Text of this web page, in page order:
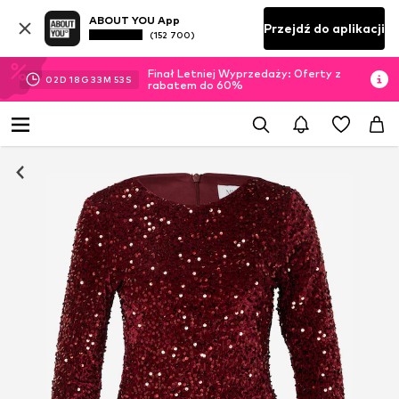
ABOUT YOU App
(152 700) Przejdź do aplikacji
02D 18 G 33M 52 S
Finał Letniej Wyprzedaży: Oferty z
rabatem do 60%